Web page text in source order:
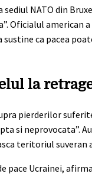
NATO din
Oficialul
sustine ca pacea
la
pierderilor
si neprovocata”.
teritoriul suveran